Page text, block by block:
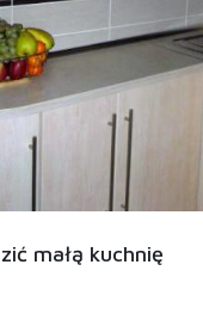
małą kuchnię